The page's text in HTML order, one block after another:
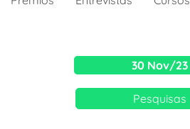
30 Nov/23
Pesquisas